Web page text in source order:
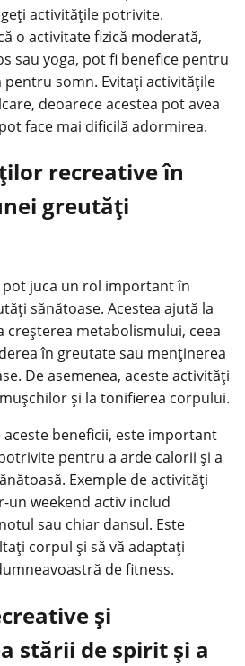
activitățile potrivite.
o activitate fizică moderată,
sau yoga, pot fi benefice pentru
pentru somn. Evitați activitățile
deoarece acestea pot avea
face mai dificilă adormirea.
recreative în
greutăți
juca un rol important în
sănătoase. Acestea ajută la
creșterea metabolismului, ceea
în greutate sau menținerea
De asemenea, aceste activități
și la tonifierea corpului.
beneficii, este important
pentru a arde calorii și a
Exemple de activități
un weekend activ includ
sau chiar dansul. Este
corpul și să vă adaptați
de fitness.
și
stării de spirit și a